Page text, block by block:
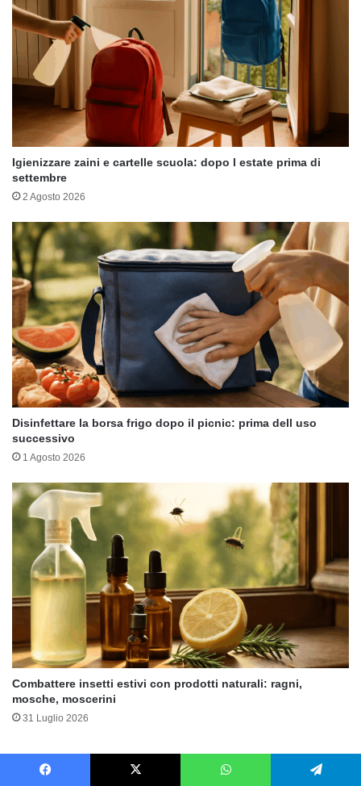
Igienizzare zaini e cartelle scuola: dopo l estate prima di
settembre
2 Agosto 2026
Disinfettare la borsa frigo dopo il picnic: prima dell uso
successivo
1 Agosto 2026
Combattere insetti estivi con prodotti naturali: ragni,
mosche, moscerini
31 Luglio 2026
Lascia un commento